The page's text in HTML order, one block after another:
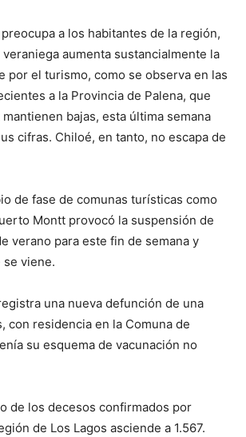
a los habitantes de la región,
aumenta sustancialmente la
por el turismo, como se observa en las
a la Provincia de Palena, que
bajas, esta última semana
cifras. Chiloé, en tanto, no escapa de
de fase de comunas turísticas como
Montt provocó la suspensión de
verano para este fin de semana y
se viene.
una nueva defunción de una
con residencia en la Comuna de
su esquema de vacunación no
de los decesos confirmados por
de Los Lagos asciende a 1.567.